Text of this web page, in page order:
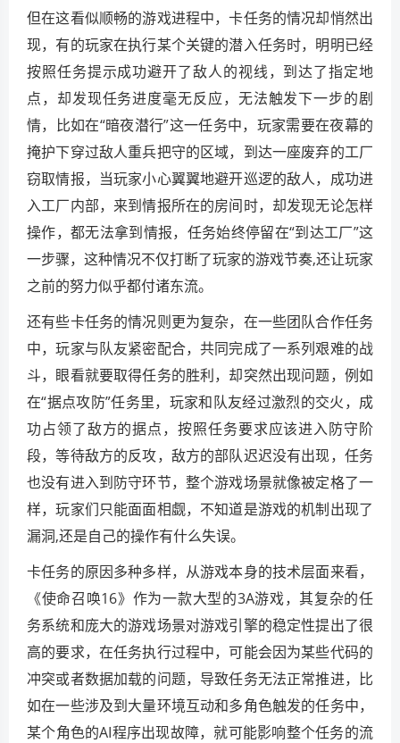
但在这看似顺畅的游戏进程中，卡任务的情况却悄然出
现，有的玩家在执行某个关键的潜入任务时，明明已经
按照任务提示成功避开了敌人的视线，到达了指定地
点，却发现任务进度毫无反应，无法触发下一步的剧
情，比如在“暗夜潜行”这一任务中，玩家需要在夜幕的
掩护下穿过敌人重兵把守的区域，到达一座废弃的工厂
窃取情报，当玩家小心翼翼地避开巡逻的敌人，成功进
入工厂内部，来到情报所在的房间时，却发现无论怎样
操作，都无法拿到情报，任务始终停留在“到达工厂”这
一步骤，这种情况不仅打断了玩家的游戏节奏,还让玩家
之前的努力似乎都付诸东流。
还有些卡任务的情况则更为复杂，在一些团队合作任务
中，玩家与队友紧密配合，共同完成了一系列艰难的战
斗，眼看就要取得任务的胜利，却突然出现问题，例如
在“据点攻防”任务里，玩家和队友经过激烈的交火，成
功占领了敌方的据点，按照任务要求应该进入防守阶
段，等待敌方的反攻，敌方的部队迟迟没有出现，任务
也没有进入到防守环节，整个游戏场景就像被定格了一
样，玩家们只能面面相觑，不知道是游戏的机制出现了
漏洞,还是自己的操作有什么失误。
卡任务的原因多种多样，从游戏本身的技术层面来看，
《使命召唤16》作为一款大型的3A游戏，其复杂的任
务系统和庞大的游戏场景对游戏引擎的稳定性提出了很
高的要求，在任务执行过程中，可能会因为某些代码的
冲突或者数据加载的问题，导致任务无法正常推进，比
如在一些涉及到大量环境互动和多角色触发的任务中，
某个角色的AI程序出现故障，就可能影响整个任务的流